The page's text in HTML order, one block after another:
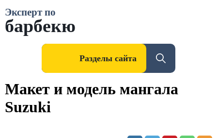
Эксперт по
барбекю
Разделы сайта
Макет и модель мангала
Suzuki